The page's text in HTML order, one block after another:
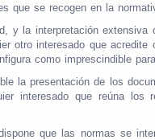
que se recogen en la
y la interpretación
otro interesado que
como imprescindible
la presentación de los
interesado que reúna
que las normas se